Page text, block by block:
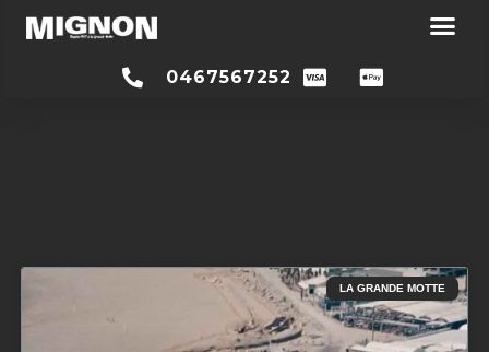
0467567252
LA GRANDE MOTTE